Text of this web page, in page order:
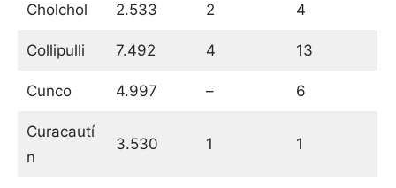
Cholchol 2.533 2 4
Collipulli 7.492 4 13
Cunco 4.997 – 6
Curacautí
n
3.530 1 1